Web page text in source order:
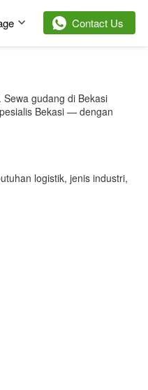
` Contact Us
gudang di Bekasi
Bekasi — dengan
logistik, jenis industri,